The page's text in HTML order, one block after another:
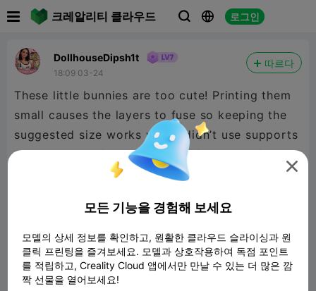
크레알리티 클라우드   로그인
DollhouseDipsh1t
18:09 03-24
따르다
These little bunnies are too cute! Printing them
small causes the layers to fuse so keeping the
suggested size works well. I didn’t use supports
and it worked fine. Super satisfying as a fidget
also. Going to make more for Easter for all the

모든 기능을 경험해 보세요
모델의 상세 정보를 확인하고, 원활한 클라우드 슬라이싱과 원
클릭 프린팅을 즐겨보세요. 모델과 상호작용하여 독점 포인트
를 적립하고, Creality Cloud 앱에서만 만날 수 있는 더 많은 깜
짝 선물을 열어보세요!